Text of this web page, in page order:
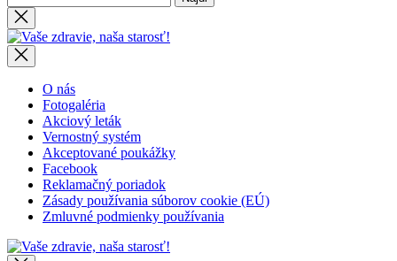
Close
search
O nás
Fotogaléria
Akciový leták
Vernostný systém
Akceptované poukážky
Facebook
Reklamačný poriadok
Zásady používania súborov cookie (EÚ)
Zmluvné podmienky používania